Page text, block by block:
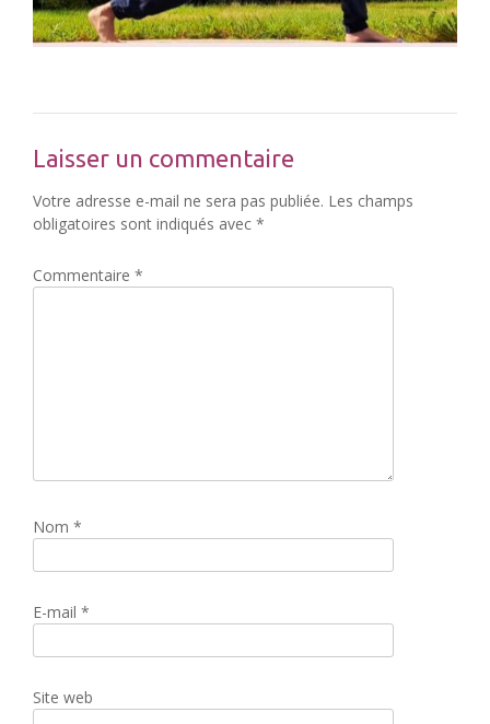
Laisser un commentaire
Votre adresse e-mail ne sera pas publiée. Les champs
obligatoires sont indiqués avec *
Commentaire *
Nom *
E-mail *
Site web